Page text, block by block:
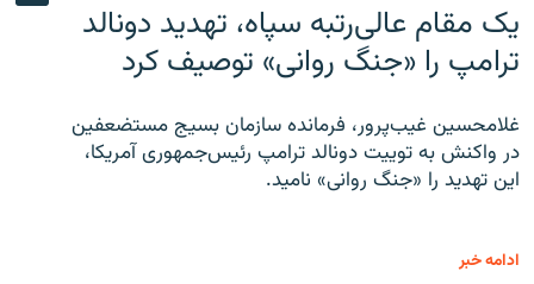
یک مقام عالی‌رتبه سپاه، تهدید دونالد
ترامپ را «جنگ روانی» توصیف کرد
غلامحسین غیب‌پرور، فرمانده سازمان بسیج مستضعفین
در واکنش به توییت دونالد ترامپ رئیس‌جمهوری آمریکا،
این تهدید را «جنگ روانی» نامید.
ادامه خبر